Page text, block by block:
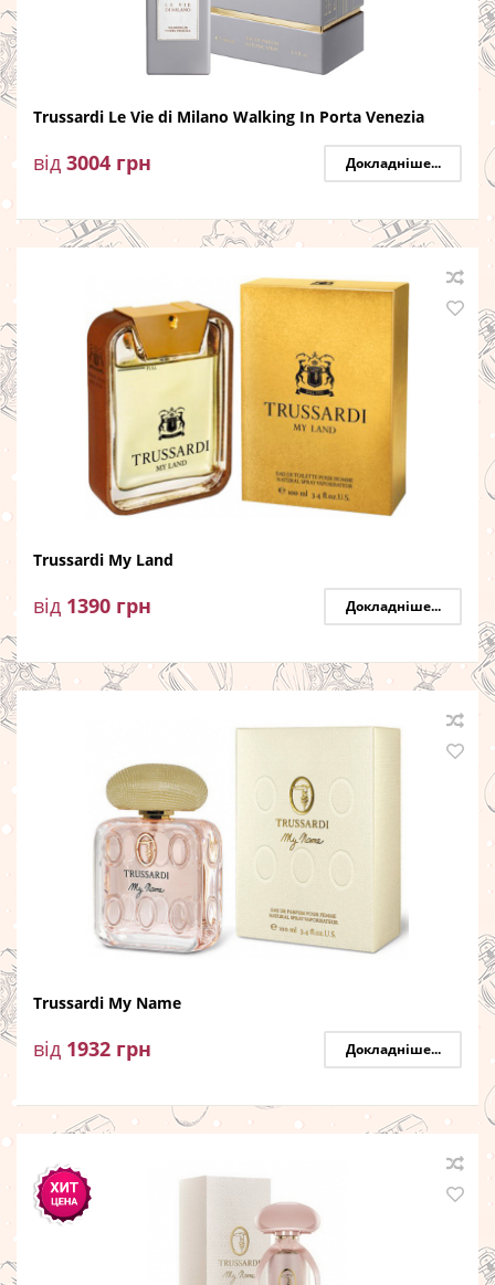
Trussardi Le Vie di Milano Walking In Porta Venezia
від 3004 грн Докладніше...
Trussardi My Land
від 1390 грн Докладніше...
Trussardi My Name
від 1932 грн Докладніше...